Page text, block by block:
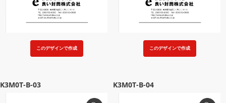
このデザインで作成 このデザインで作成
K3M0T-B-03 K3M0T-B-04